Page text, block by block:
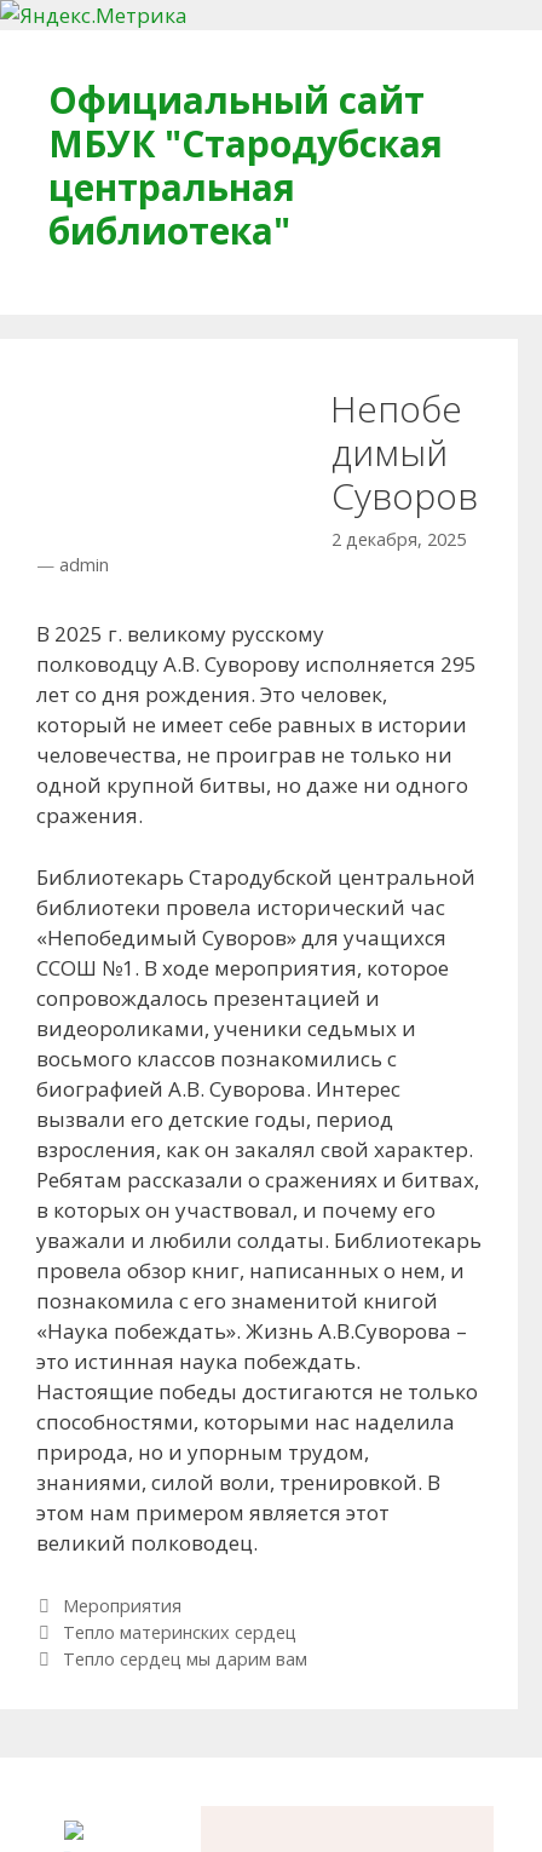
Официальный сайт
МБУК "Стародубская
центральная
библиотека"
Непобе
димый
Суворов
2 декабря, 2025
— admin
В 2025 г. великому русскому
полководцу А.В. Суворову исполняется 295
лет со дня рождения. Это человек,
который не имеет себе равных в истории
человечества, не проиграв не только ни
одной крупной битвы, но даже ни одного
сражения.
Библиотекарь Стародубской центральной
библиотеки провела исторический час
«Непобедимый Суворов» для учащихся
ССОШ №1. В ходе мероприятия, которое
сопровождалось презентацией и
видеороликами, ученики седьмых и
восьмого классов познакомились с
биографией А.В. Суворова. Интерес
вызвали его детские годы, период
взросления, как он закалял свой характер.
Ребятам рассказали о сражениях и битвах,
в которых он участвовал, и почему его
уважали и любили солдаты. Библиотекарь
провела обзор книг, написанных о нем, и
познакомила с его знаменитой книгой
«Наука побеждать». Жизнь А.В.Суворова –
это истинная наука побеждать.
Настоящие победы достигаются не только
способностями, которыми нас наделила
природа, но и упорным трудом,
знаниями, силой воли, тренировкой. В
этом нам примером является этот
великий полководец.
Рубрики
Мероприятия
Навигация по записям
Тепло материнских сердец
Тепло сердец мы дарим вам